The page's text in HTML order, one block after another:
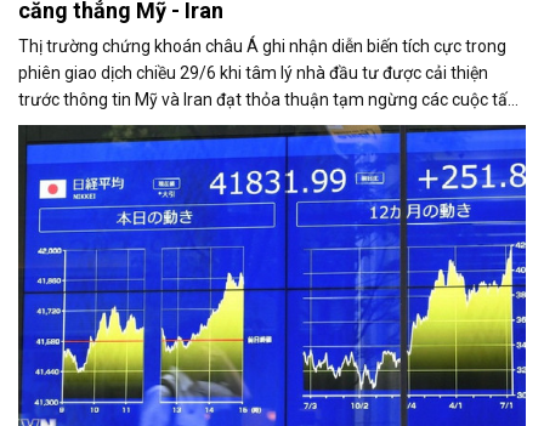
căng thẳng Mỹ - Iran
Thị trường chứng khoán châu Á ghi nhận diễn biến tích cực trong
phiên giao dịch chiều 29/6 khi tâm lý nhà đầu tư được cải thiện
trước thông tin Mỹ và Iran đạt thỏa thuận tạm ngừng các cuộc tấn
công đáp trả lẫn nhau, mở ra triển vọng nối lại đối thoại.